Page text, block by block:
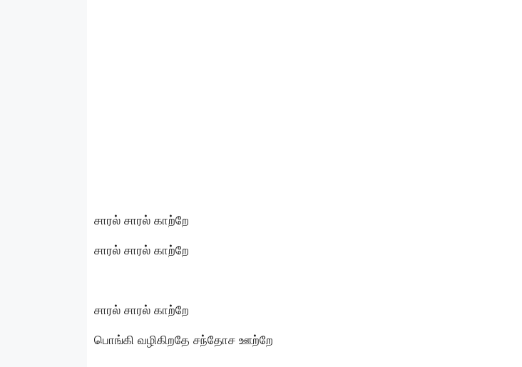
சாரல் சாரல் காற்றே
சாரல் சாரல் காற்றே
சாரல் சாரல் காற்றே
பொங்கி வழிகிறதே சந்தோச ஊற்றே